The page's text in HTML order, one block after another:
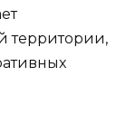
территории,